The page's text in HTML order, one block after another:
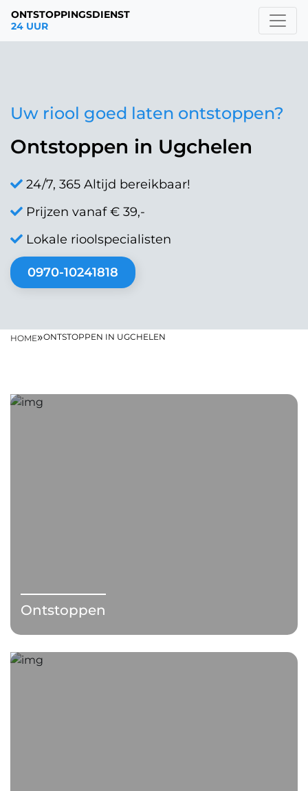
ONTSTOPPINGSDIENST
24 UUR
Uw riool goed laten ontstoppen?
Ontstoppen in Ugchelen
24/7, 365 Altijd bereikbaar!
Prijzen vanaf € 39,-
Lokale rioolspecialisten
0970-10241818
HOME»ONTSTOPPEN IN UGCHELEN
Ontstoppen